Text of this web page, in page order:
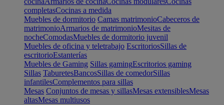
completasCocinas a medida
Muebles de dormitorio Camas matrimonioCabeceros de
matrimonioArmarios de matrimonioMesitas de
nocheComodasMuebles de dormitorio juvenil
Muebles de oficina y teletrabajo EscritoriosSillas de
escritorioEstanterías
Muebles de Gaming Sillas gamingEscritorios gaming
Sillas TaburetesBancosSillas de comedorSillas
infantilesComplementos para sillas
Mesas Conjuntos de mesas y sillasMesas extensiblesMesas
altasMesas multiusos